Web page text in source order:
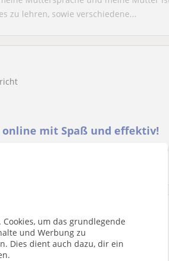
um das grundlegende
und Werbung zu
Dies dient auch dazu, dir ein
zu lehren, sowie verschiedene...
online mit Spaß und effektiv!
Online-Kurs in Tschechisch an. Ich